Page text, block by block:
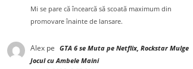
Mi se pare că încearcă să scoată maximum din
promovare înainte de lansare.
Alex pe GTA 6 se Muta pe Netflix, Rockstar Mulge
Jocul cu Ambele Maini